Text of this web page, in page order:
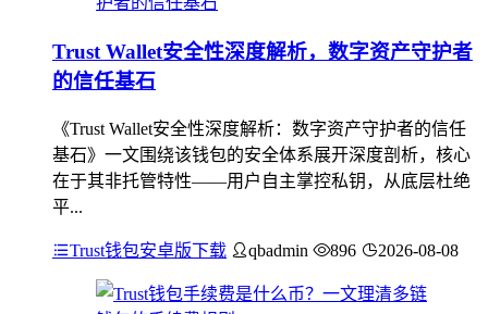
Trust Wallet安全性深度解析，数字资产守护者
的信任基石
《Trust Wallet安全性深度解析：数字资产守护者的信任
基石》一文围绕该钱包的安全体系展开深度剖析，核心
在于其非托管特性——用户自主掌控私钥，从底层杜绝
平...
Trust钱包安卓版下载 qbadmin 896 2026-08-08